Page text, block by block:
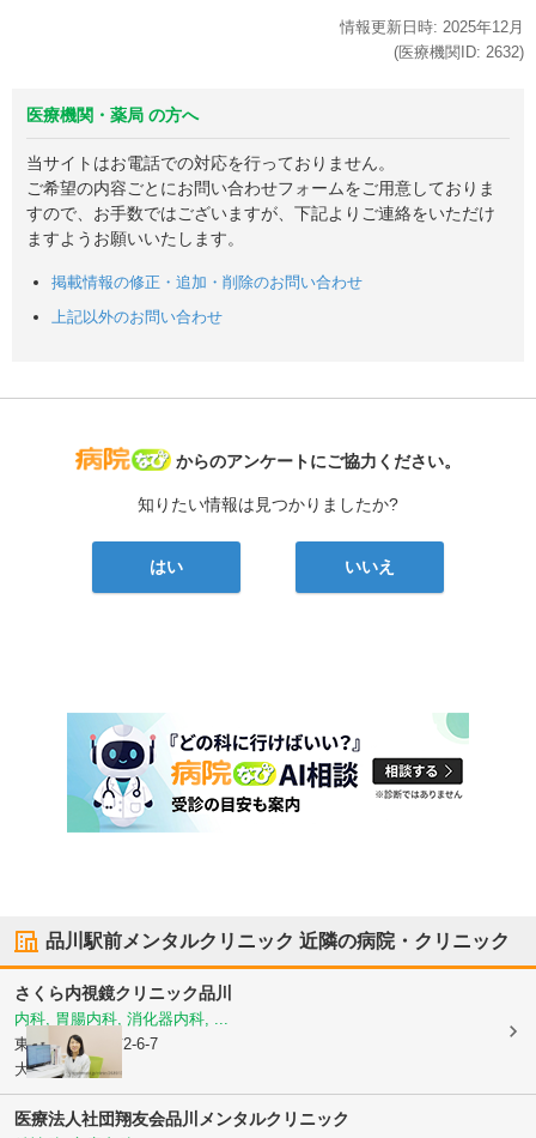
情報更新日時: 2025年12月
(医療機関ID: 2632)
医療機関・薬局 の方へ
当サイトはお電話での対応を行っておりません。
ご希望の内容ごとにお問い合わせフォームをご用意しておりま
すので、お手数ではございますが、下記よりご連絡をいただけ
ますようお願いいたします。
掲載情報の修正・追加・削除のお問い合わせ
上記以外のお問い合わせ
病院なび
からのアンケートにご協力ください。
知りたい情報は見つかりましたか?
はい いいえ
品川駅前メンタルクリニック 近隣の病院・クリニック
さくら内視鏡クリニック品川
内科, 胃腸内科, 消化器内科, ...
東京都港区
港南2-6-7
大善ビル6階
医療法人社団翔友会品川メンタルクリニック